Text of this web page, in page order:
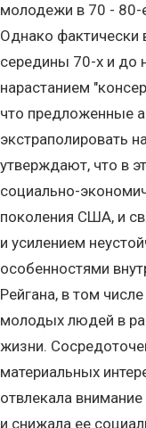
молодежи в 70 - 80-
Однако фактически
середины 70-х и до
нарастанием
что предложенные
экстраполировать
утверждают, что в
социально-
поколения США, и
и усилением
особенностями
Рейгана, в том
молодых людей в
жизни.
материальных
отвлекала
и снижала ее